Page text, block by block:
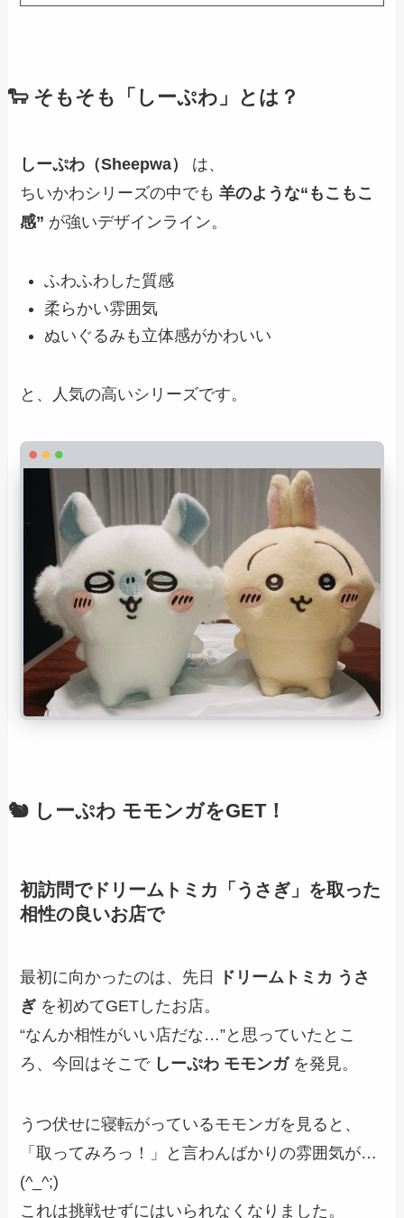
🐑 そもそも「しーぷわ」とは？
しーぷわ（Sheepwa）
は、
ちいかわシリーズの中でも羊のような“もこもこ
感” が強いデザインライン。
ふわふわした質感
柔らかい雰囲気
ぬいぐるみも立体感がかわいい
と、人気の高いシリーズです。
🐿️ しーぷわ モモンガをGET！
初訪問でドリームトミカ「うさぎ」を取った
相性の良いお店で
最初に向かったのは、先日
ドリームトミカ うさ
ぎ を初めてGETしたお店。
“なんか相性がいい店だな…”と思っていたとこ
ろ、今回はそこで しーぷわ モモンガを発見。
うつ伏せに寝転がっているモモンガを見ると、
「取ってみろっ！」と言わんばかりの雰囲気が…
(^_^;)
これは挑戦せずにはいられなくなりました。